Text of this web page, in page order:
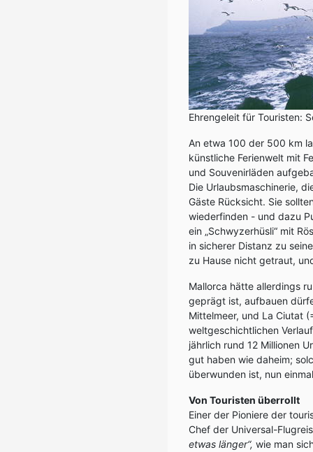
Ehrengeleit für Touristen:
An etwa 100 der 500 km
künstliche Ferienwelt mit
und Souvenirläden
Die Urlaubsmaschinerie,
Gäste Rücksicht. Sie
wiederfinden - und dazu
ein „Schwyzerhüsli“ mit
in sicherer Distanz zu
zu Hause nicht getraut,
Mallorca hätte allerdings
geprägt ist, aufbauen
Mittelmeer, und La Ciutat
weltgeschichtlichen
jährlich rund 12 Millionen
gut haben wie daheim;
überwunden ist, nun
Von Touristen überrollt
Einer der Pioniere der
Chef der Universal-
etwas länger“, wie man